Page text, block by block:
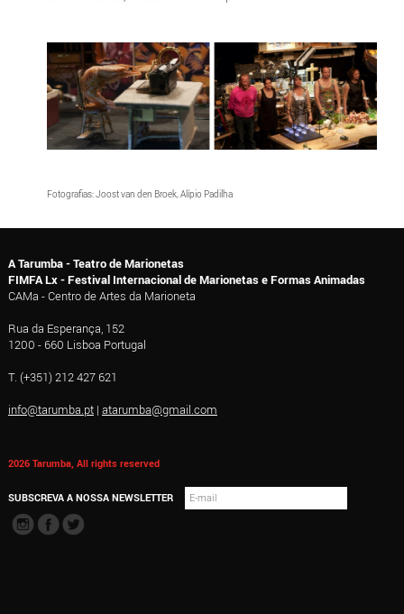
Fotografias: Joost van den Broek, Alípio Padilha
A Tarumba - Teatro de Marionetas
FIMFA Lx - Festival Internacional de Marionetas e Formas Animadas
CAMa - Centro de Artes da Marioneta
Rua da Esperança, 152
1200 - 660 Lisboa Portugal
T. (+351) 212 427 621
info@tarumba.pt| atarumba@gmail.com
2026 Tarumba, All rights reserved
SUBSCREVA A NOSSA NEWSLETTER